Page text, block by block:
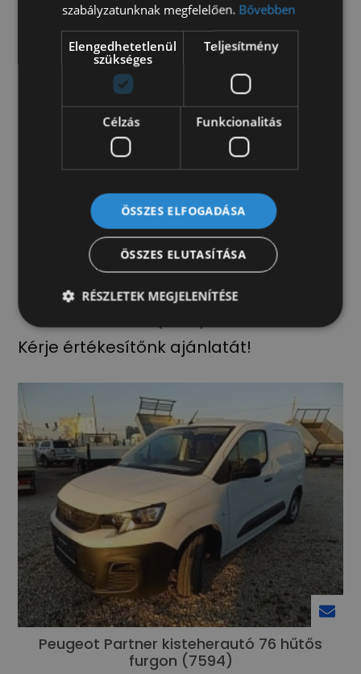
Volkswagen Crafter L4 -mm kisteherautó
140 alváz (2964)
Kérje értékesítőnk ajánlatát!
Renault Master L2H2 kisteherautó 150 furgon
Kérje értékesítőnk ajánlatát!
Peugeot Partner kisteherautó 76 hűtős
furgon (7594)
szabályzatunknak megfelelően. Bővebben
Elengedhetetlenül
szükséges
Teljesítmény
Célzás Funkcionalitás
ÖSSZES ELFOGADÁSA
ÖSSZES ELUTASÍTÁSA
RÉSZLETEK MEGJELENÍTÉSE